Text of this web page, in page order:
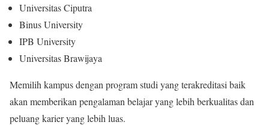
Universitas Ciputra
Binus University
IPB University
Universitas Brawijaya
Memilih kampus dengan program studi yang terakreditasi baik
akan memberikan pengalaman belajar yang lebih berkualitas dan
peluang karier yang lebih luas.